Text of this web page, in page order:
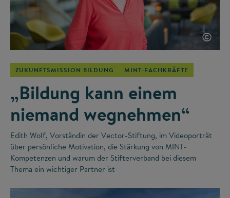
©
ZUKUNFTSMISSION BILDUNG MINT-FACHKRÄFTE
„Bildung kann einem
niemand wegnehmen“
Edith Wolf, Vorständin der Vector-Stiftung, im Videoporträt
über persönliche Motivation, die Stärkung von MINT-
Kompetenzen und warum der Stifterverband bei diesem
Thema ein wichtiger Partner ist